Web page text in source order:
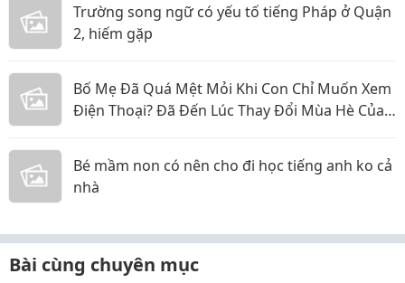
Trường song ngữ có yếu tố tiếng Pháp ở Quận
2, hiếm gặp
Bố Mẹ Đã Quá Mệt Mỏi Khi Con Chỉ Muốn Xem
Điện Thoại? Đã Đến Lúc Thay Đổi Mùa Hè Của
Bé mầm non có nên cho đi học tiếng anh ko cả
nhà
Bài cùng chuyên mục